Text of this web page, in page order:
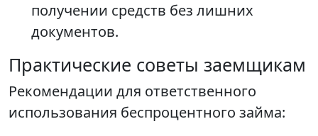
получении средств без лишних
документов.
Практические советы заемщикам
Рекомендации для ответственного
использования беспроцентного займа: